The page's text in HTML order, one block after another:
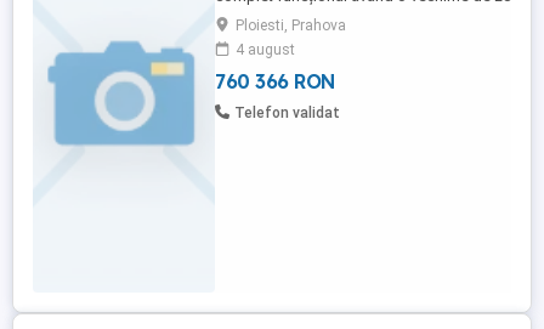
de ani în domeniul restaurantelor cu
preluare de chirie. Restaurantul este
compus din : sala de evenimente (60
pers), sala evenimente (40 pers) terasa
închisă cu geamuri detașabile (58 pers),
Ploiesti, Prahova
4 august
760 366 RON
Telefon validat